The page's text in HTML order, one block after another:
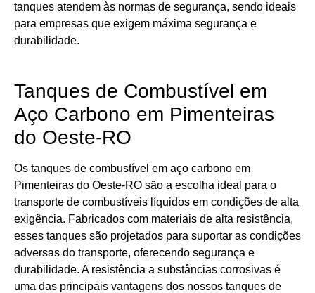
tanques atendem às normas de segurança, sendo ideais
para empresas que exigem máxima segurança e
durabilidade.
Tanques de Combustível em
Aço Carbono em Pimenteiras
do Oeste-RO
Os tanques de combustível em aço carbono em
Pimenteiras do Oeste-RO são a escolha ideal para o
transporte de combustíveis líquidos em condições de alta
exigência. Fabricados com materiais de alta resistência,
esses tanques são projetados para suportar as condições
adversas do transporte, oferecendo segurança e
durabilidade. A resistência a substâncias corrosivas é
uma das principais vantagens dos nossos tanques de